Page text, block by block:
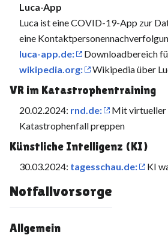
Luca-App
Luca ist eine COVID-19-App zur
eine
luca-app.de:
Downloadbereich
wikipedia.org:
Wikipedia über
VR im Katastrophentraining
20.02.2024: rnd.de:
Mit virtueller
Katastrophenfall preppen
Künstliche Intelligenz (KI)
30.03.2024: tagesschau.de: KI
Notfallvorsorge
Allgemein